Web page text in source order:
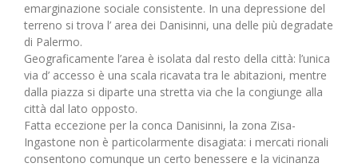
emarginazione sociale consistente. In una depressione del
terreno si trova l’ area dei Danisinni, una delle più degradate
di Palermo.
Geograficamente l’area è isolata dal resto della città: l’unica
via d’ accesso è una scala ricavata tra le abitazioni, mentre
dalla piazza si diparte una stretta via che la congiunge alla
città dal lato opposto.
Fatta eccezione per la conca Danisinni, la zona Zisa-
Ingastone non è particolarmente disagiata: i mercati rionali
consentono comunque un certo benessere e la vicinanza